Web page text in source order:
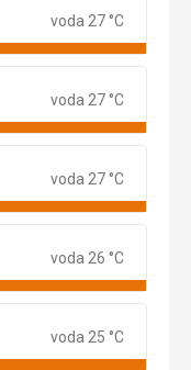
voda 27 °C
voda 27 °C
voda 27 °C
voda 26 °C
voda 25 °C